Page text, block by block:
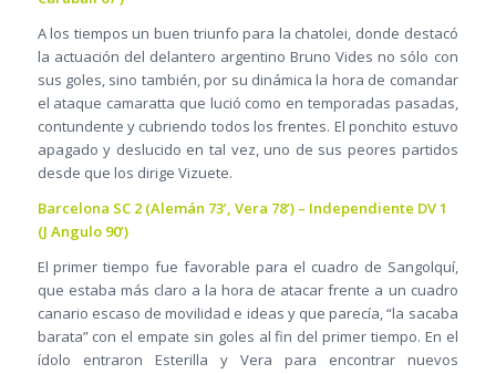
A los tiempos un buen triunfo para la chatolei, donde destacó
la actuación del delantero argentino Bruno Vides no sólo con
sus goles, sino también, por su dinámica la hora de comandar
el ataque camaratta que lució como en temporadas pasadas,
contundente y cubriendo todos los frentes. El ponchito estuvo
apagado y deslucido en tal vez, uno de sus peores partidos
desde que los dirige Vizuete.
Barcelona SC 2 (Alemán 73’, Vera 78’) – Independiente DV 1
(J Angulo 90’)
El primer tiempo fue favorable para el cuadro de Sangolquí,
que estaba más claro a la hora de atacar frente a un cuadro
canario escaso de movilidad e ideas y que parecía, “la sacaba
barata” con el empate sin goles al fin del primer tiempo. En el
ídolo entraron Esterilla y Vera para encontrar nuevos